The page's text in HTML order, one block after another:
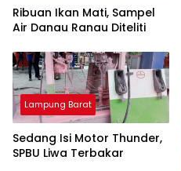
Ribuan Ikan Mati, Sampel
Air Danau Ranau Diteliti
Lampung Barat
Sedang Isi Motor Thunder,
SPBU Liwa Terbakar